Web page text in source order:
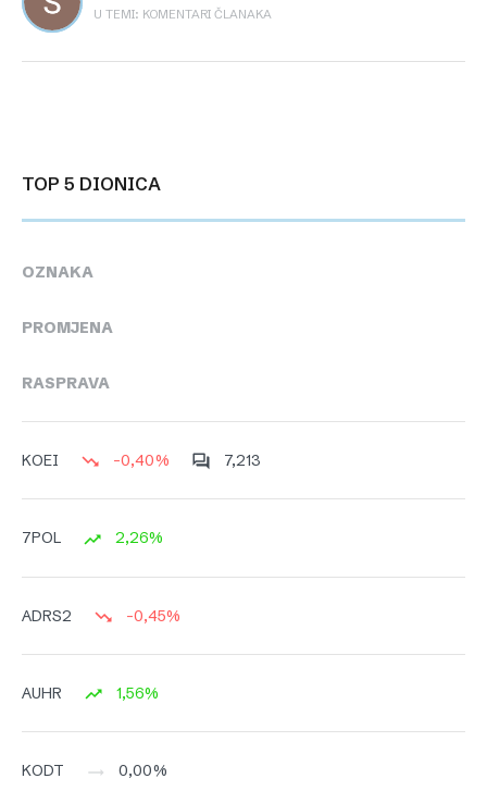
U TEMI: KOMENTARI ČLANAKA
TOP 5 DIONICA
OZNAKA
PROMJENA
RASPRAVA
KOEI -0,40% 7,213
7POL 2,26%
ADRS2 -0,45%
AUHR 1,56%
KODT 0,00%